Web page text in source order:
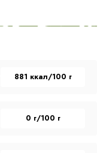
881 ккал/100 г
0 г/100 г